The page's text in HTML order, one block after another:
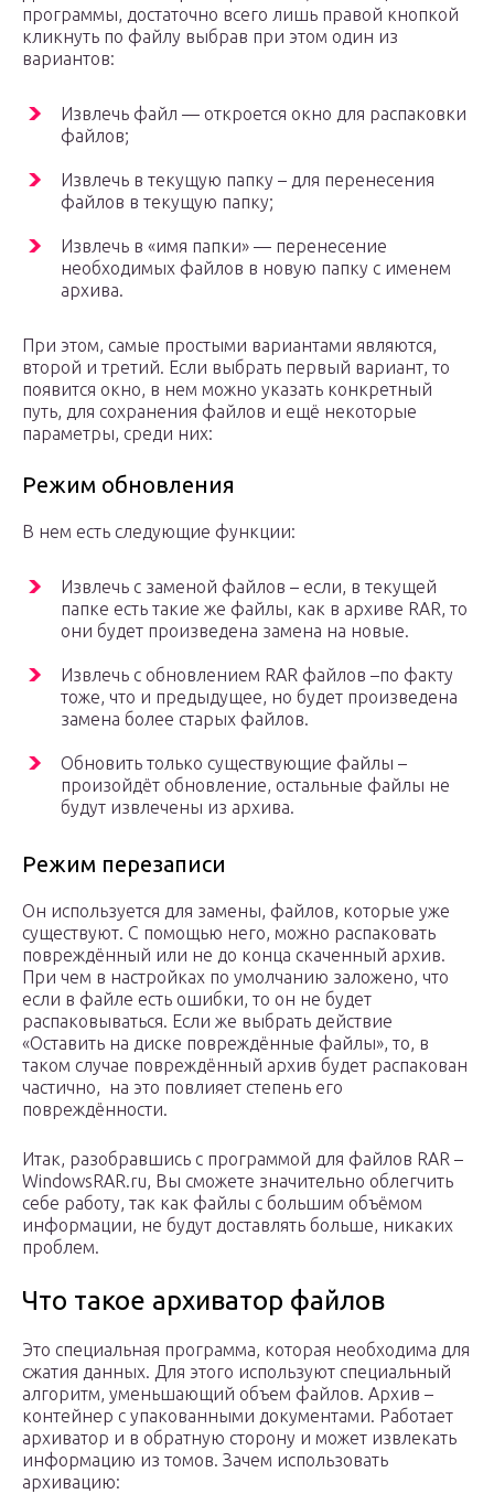
программы, достаточно всего лишь правой кнопкой
кликнуть по файлу выбрав при этом один из
вариантов:
Извлечь файл — откроется окно для распаковки
файлов;
Извлечь в текущую папку – для перенесения
файлов в текущую папку;
Извлечь в «имя папки» — перенесение
необходимых файлов в новую папку с именем
архива.
При этом, самые простыми вариантами являются,
второй и третий. Если выбрать первый вариант, то
появится окно, в нем можно указать конкретный
путь, для сохранения файлов и ещё некоторые
параметры, среди них:
Режим обновления
В нем есть следующие функции:
Извлечь с заменой файлов – если, в текущей
папке есть такие же файлы, как в архиве RAR, то
они будет произведена замена на новые.
Извлечь с обновлением RAR файлов –по факту
тоже, что и предыдущее, но будет произведена
замена более старых файлов.
Обновить только существующие файлы –
произойдёт обновление, остальные файлы не
будут извлечены из архива.
Режим перезаписи
Он используется для замены, файлов, которые уже
существуют. С помощью него, можно распаковать
повреждённый или не до конца скаченный архив.
При чем в настройках по умолчанию заложено, что
если в файле есть ошибки, то он не будет
распаковываться. Если же выбрать действие
«Оставить на диске повреждённые файлы», то, в
таком случае повреждённый архив будет распакован
частично, на это повлияет степень его
повреждённости.
Итак, разобравшись с программой для файлов RAR –
WindowsRAR.ru, Вы сможете значительно облегчить
себе работу, так как файлы с большим объёмом
информации, не будут доставлять больше, никаких
проблем.
Что такое архиватор файлов
Это специальная программа, которая необходима для
сжатия данных. Для этого используют специальный
алгоритм, уменьшающий объем файлов. Архив –
контейнер с упакованными документами. Работает
архиватор и в обратную сторону и может извлекать
информацию из томов. Зачем использовать
архивацию: